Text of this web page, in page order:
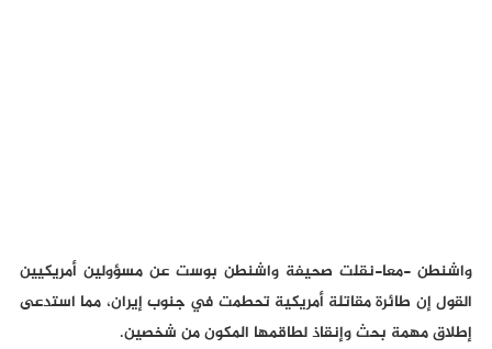
واشنطن -معا-نقلت صحيفة واشنطن بوست عن مسؤولين أمريكيين
القول إن طائرة مقاتلة أمريكية تحطمت في جنوب إيران، مما استدعى
إطلاق مهمة بحث وإنقاذ لطاقمها المكون من شخصين.